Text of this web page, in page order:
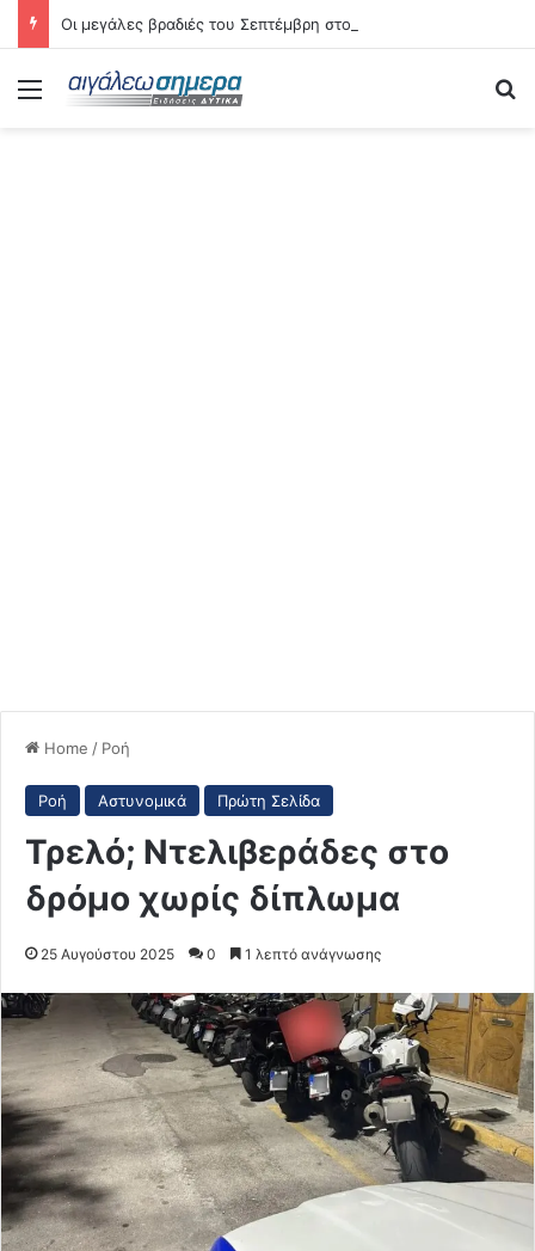
Menu
Home / Ροή
Ροή Αστυνομικά Πρώτη Σελίδα
Τρελό; Ντελιβεράδες στο
δρόμο χωρίς δίπλωμα
25 Αυγούστου 2025 0 1 λεπτό ανάγνωσης